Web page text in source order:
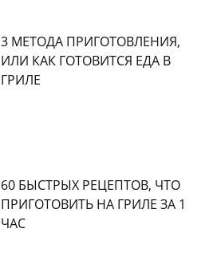
3 МЕТОДА ПРИГОТОВЛЕНИЯ,
ИЛИ КАК ГОТОВИТСЯ ЕДА В
ГРИЛЕ
60 БЫСТРЫХ РЕЦЕПТОВ, ЧТО
ПРИГОТОВИТЬ НА ГРИЛЕ ЗА 1
ЧАС